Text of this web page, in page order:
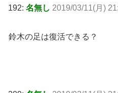
192: 名無し 2019/03/11(月)
鈴木の足は復活できる？